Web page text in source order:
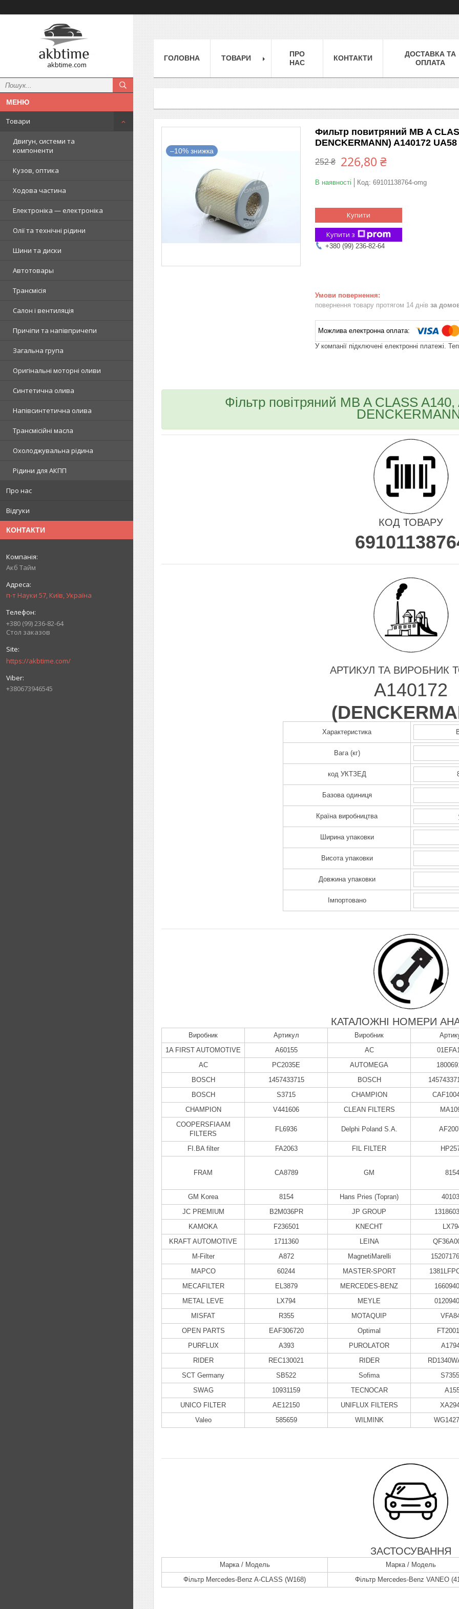
akbtime.com
Товари
Двигун, системи та
компоненти
Кузов, оптика
Ходова частина
Електроніка — електроніка
Олії та технічні рідини
Шини та диски
Автотовары
Трансмісія
Салон і вентиляція
Причіпи та напівпричепи
Загальна група
Оригінальні моторні оливи
Синтетична олива
Напівсинтетична олива
Трансмісійні масла
Охолоджувальна рідина
Рідини для АКПП
Про нас
Відгуки
КОНТАКТИ
Акб Тайм
п-т Науки 57, Київ, Україна
+380 (99) 236-82-64
Стол заказов
https://akbtime.com/
+380673946545
ГОЛОВНА ТОВАРИ
ПРО
НАС
КОНТАКТИ
ДОСТАВКА ТА
ОПЛАТА
–10%
Фильтр повитряний MB A
DENCKERMANN) A140172 UA58
252 ₴ 226,80 ₴
В наявності Код: 69101138764-omg
Купити
Купити з
+380 (99) 236-82-64
повернення товару протягом 14 днів за
У компанії підключені електронні платежі.
Фільтр повітряний MB A CLASS
КОД ТОВАРУ
АРТИКУЛ ТА ВИРОБНИК
A140172
(
Характеристика
Вага (кг)
код УКТЗЕД
Базова одиниця
Країна виробництва
Ширина упаковки
Висота упаковки
Довжина упаковки
Імпортовано
КАТАЛОЖНІ НОМЕРИ
Виробник Артикул Виробник
1A FIRST AUTOMOTIVE
A60155 AC
AC
PC2035E AUTOMEGA
BOSCH
1457433715 BOSCH
BOSCH
S3715 CHAMPION
CHAMPION
V441606 CLEAN FILTERS
COOPERSFIAAM
FILTERS
FL6936 Delphi Poland S.А.
FI.BA filter FA2063 FIL FILTER
FRAM CA8789 GM 8154
GM Korea 8154 Hans Pries (Topran)
JC PREMIUM
B2M036PR JP GROUP
KAMOKA
F236501 KNECHT
KRAFT AUTOMOTIVE
1711360 LEINA
M-Filter
A872 MagnetiMarelli
MAPCO
60244 MASTER-SPORT
MECAFILTER
EL3879 MERCEDES-BENZ
METAL LEVE
LX794 MEYLE
MISFAT
R355 MOTAQUIP
OPEN PARTS
EAF306720 Optimal
PURFLUX
A393 PUROLATOR
RIDER
REC130021 RIDER
SCT Germany
SB522 Sofima
SWAG
10931159 TECNOCAR
UNICO FILTER
AE12150 UNIFLUX FILTERS
Valeo
585659 WILMINK
ЗАСТОСУВАННЯ
Марка / Модель Марка / Модель
Фільтр Mercedes-Benz A-CLASS (W168)
Фільтр Mercedes-Benz VANEO